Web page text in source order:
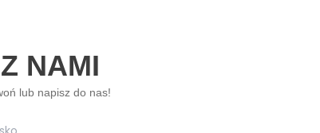
NAMI
lub napisz do nas!